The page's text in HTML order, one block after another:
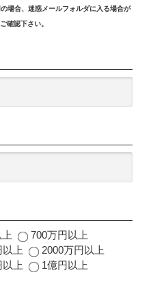
場合、迷惑メールフォルダに入る場合が
確認下さい。
700万円以上
以上
2000万円以上
以上 1億円以上